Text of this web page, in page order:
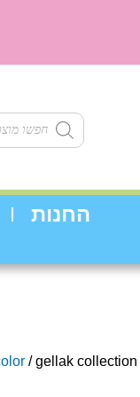
Products
search
החנות
/ gellak collection